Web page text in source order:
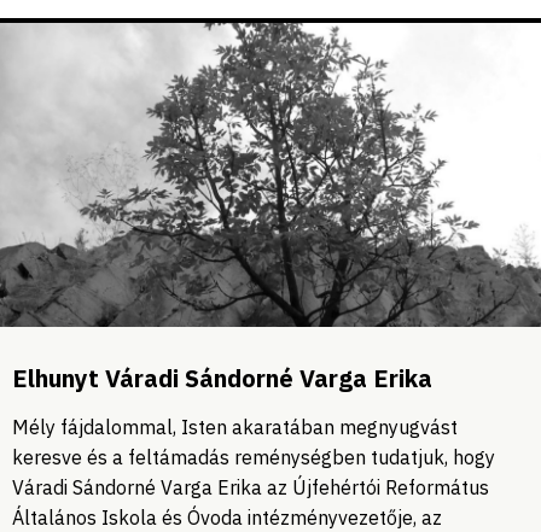
Elhunyt Váradi Sándorné Varga Erika
Mély fájdalommal, Isten akaratában megnyugvást
keresve és a feltámadás reménységben tudatjuk, hogy
Váradi Sándorné Varga Erika az Újfehértói Református
Általános Iskola és Óvoda intézményvezetője, az